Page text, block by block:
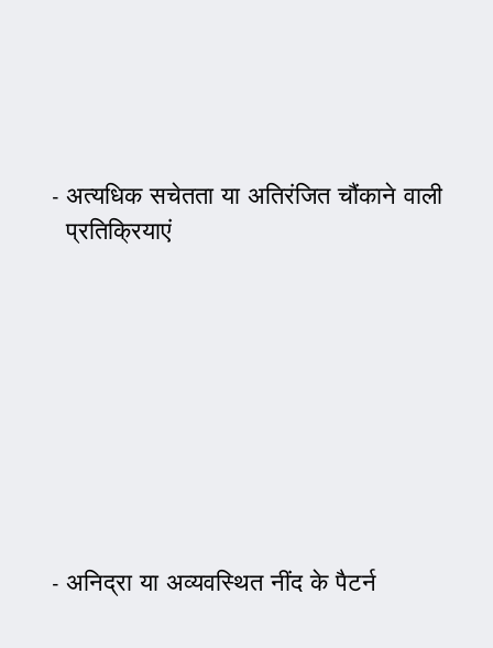
अत्यधिक सचेतता या अतिरंजित चौंकाने वाली
प्रतिक्रियाएं
अनिद्रा या अव्यवस्थित नींद के पैटर्न